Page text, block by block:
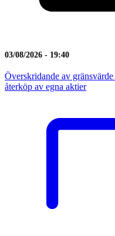
03/08/2026 - 19:40
Överskridande av
återköp av egna aktier